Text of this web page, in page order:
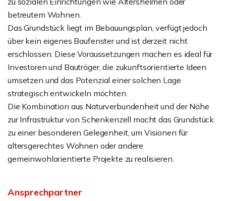
betreutem Wohnen.
Das Grundstück liegt im Bebauungsplan, verfügt jedoch
über kein eigenes Baufenster und ist derzeit nicht
erschlossen. Diese Voraussetzungen machen es ideal für
Investoren und Bauträger, die zukunftsorientierte Ideen
umsetzen und das Potenzial einer solchen Lage
strategisch entwickeln möchten.
Die Kombination aus Naturverbundenheit und der Nähe
zur Infrastruktur von Schenkenzell macht das Grundstück
zu einer besonderen Gelegenheit, um Visionen für
altersgerechtes Wohnen oder andere
gemeinwohlorientierte Projekte zu realisieren.
Ansprechpartner